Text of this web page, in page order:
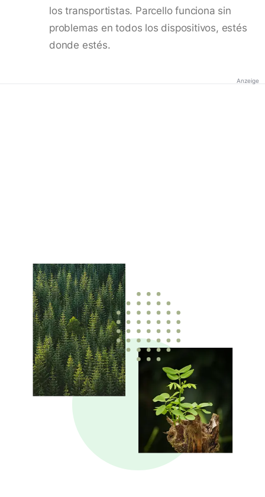
los transportistas. Parcello funciona sin
problemas en todos los dispositivos, estés
donde estés.
Anzeige